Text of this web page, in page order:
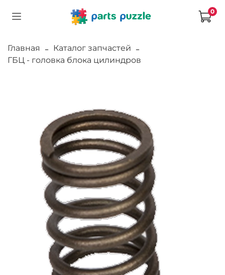
0
Главная
Каталог запчастей
ГБЦ - головка блока цилиндров